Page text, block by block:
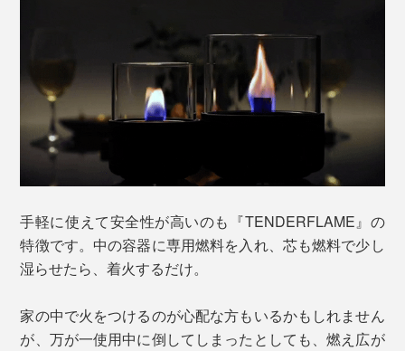
手軽に使えて安全性が高いのも『TENDERFLAME』の
特徴です。中の容器に専用燃料を入れ、芯も燃料で少し
湿らせたら、着火するだけ。
家の中で火をつけるのが心配な方もいるかもしれません
が、万が一使用中に倒してしまったとしても、燃え広が